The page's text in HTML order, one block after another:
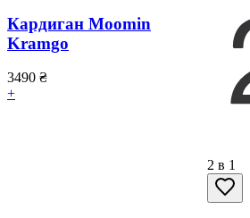
Кардиган Moomin
Kramgo
3490 ₴
+
2 в 1